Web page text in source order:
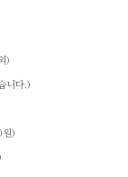
)
니다.)
원)